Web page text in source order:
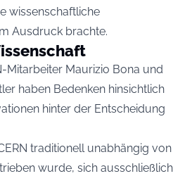
wissenschaftliche
Ausdruck brachte.
Mitarbeiter Maurizio Bona und
haben Bedenken hinsichtlich
hinter der Entscheidung
traditionell unabhängig von
wurde, sich ausschließlich